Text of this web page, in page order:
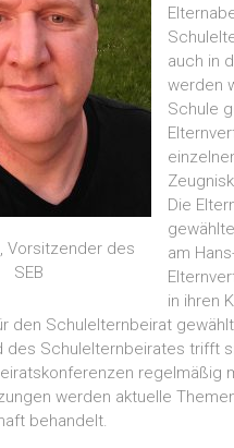
Vorsitzender des
SEB
auch in
werden
Schule
Die
am
in ihren
den Schulelternbeirat
des Schulelternbeirates trifft
regelmäßig
werden aktuelle
behandelt.